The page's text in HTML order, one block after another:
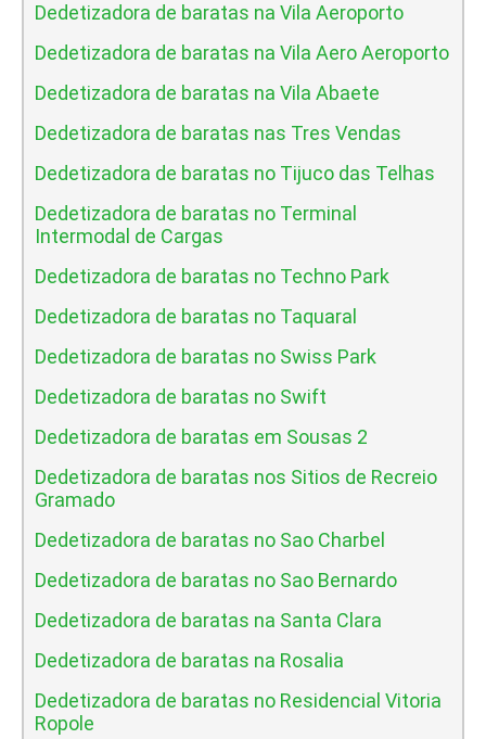
Dedetizadora de baratas na Vila Aeroporto
Dedetizadora de baratas na Vila Aero Aeroporto
Dedetizadora de baratas na Vila Abaete
Dedetizadora de baratas nas Tres Vendas
Dedetizadora de baratas no Tijuco das Telhas
Dedetizadora de baratas no Terminal
Intermodal de Cargas
Dedetizadora de baratas no Techno Park
Dedetizadora de baratas no Taquaral
Dedetizadora de baratas no Swiss Park
Dedetizadora de baratas no Swift
Dedetizadora de baratas em Sousas 2
Dedetizadora de baratas nos Sitios de Recreio
Gramado
Dedetizadora de baratas no Sao Charbel
Dedetizadora de baratas no Sao Bernardo
Dedetizadora de baratas na Santa Clara
Dedetizadora de baratas na Rosalia
Dedetizadora de baratas no Residencial Vitoria
Ropole